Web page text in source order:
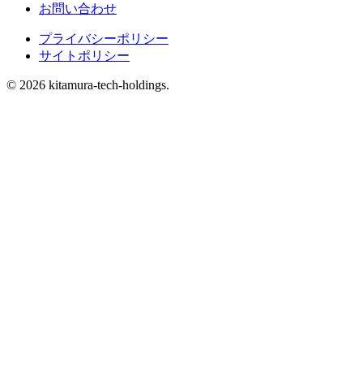
お問い合わせ
プライバシーポリシー
サイトポリシー
© 2026 kitamura-tech-holdings.